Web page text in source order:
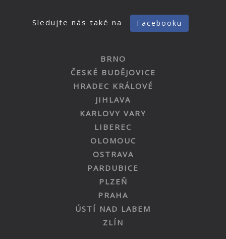
Sledujte nás také na Facebooku
BRNO
ČESKÉ BUDĚJOVICE
HRADEC KRÁLOVÉ
JIHLAVA
KARLOVY VARY
LIBEREC
OLOMOUC
OSTRAVA
PARDUBICE
PLZEŇ
PRAHA
ÚSTÍ NAD LABEM
ZLÍN